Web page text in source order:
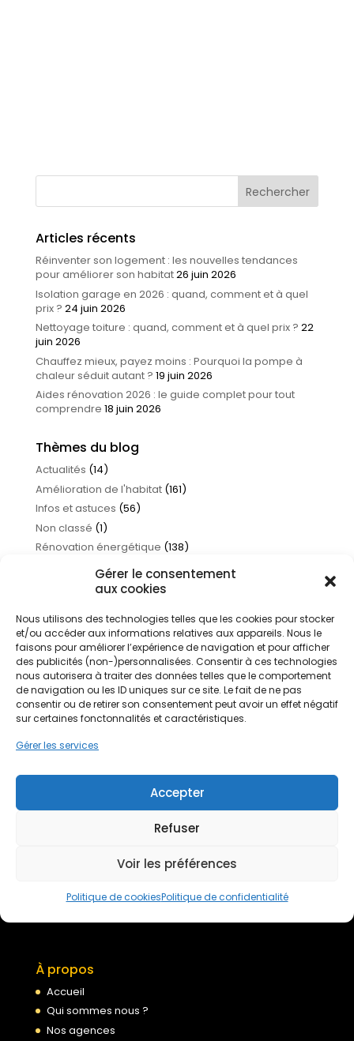
Gérer le consentement
aux cookies
Nous utilisons des technologies telles que les cookies pour stocker
et/ou accéder aux informations relatives aux appareils. Nous le
faisons pour améliorer l’expérience de navigation et pour afficher
des publicités (non-)personnalisées. Consentir à ces technologies
nous autorisera à traiter des données telles que le comportement
de navigation ou les ID uniques sur ce site. Le fait de ne pas
consentir ou de retirer son consentement peut avoir un effet négatif
sur certaines fonctonnalités et caractéristiques.
Gérer les services
Accepter
Refuser
Voir les préférences
Politique de cookiesPolitique de confidentialité
Articles récents
Réinventer son logement : les nouvelles tendances
pour améliorer son habitat26 juin 2026
Isolation garage en 2026 : quand, comment et à quel
prix ? 24 juin 2026
Nettoyage toiture : quand, comment et à quel prix ? 22
juin 2026
Chauffez mieux, payez moins : Pourquoi la pompe à
chaleur séduit autant ? 19 juin 2026
Aides rénovation 2026 : le guide complet pour tout
comprendre 18 juin 2026
Thèmes du blog
Actualités (14)
Amélioration de l'habitat(161)
Infos et astuces (56)
Non classé (1)
Rénovation énergétique (138)
Traitement de l'eau
Devis gratuit
Mentions légales
Conditions générales de services
À propos
Accueil
Qui sommes nous ?
Nos agences